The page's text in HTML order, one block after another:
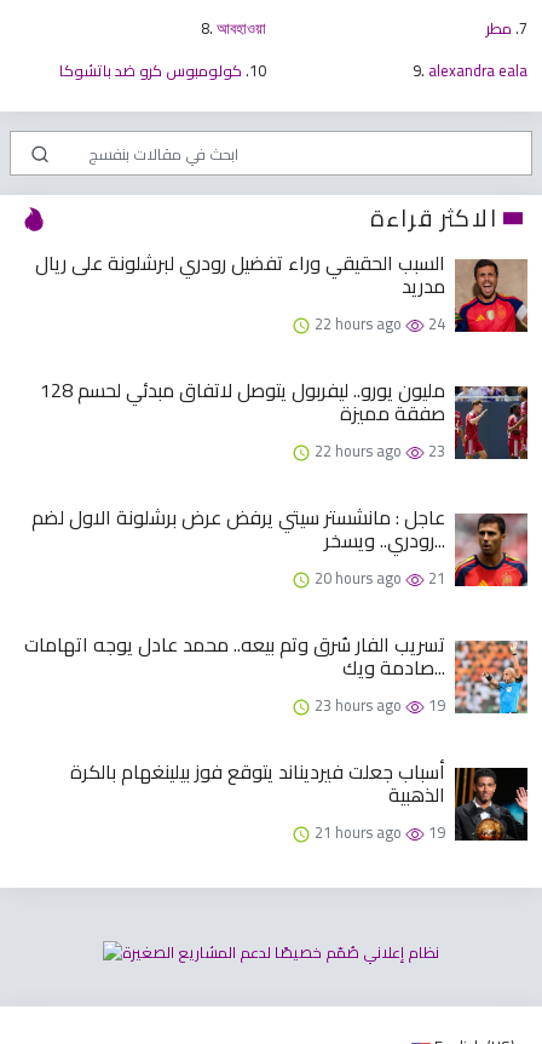
7. مطر 8.আবহাওয়া
9. alexandra eala
10. كولومبوس كرو ضد باتشوكا
الاكثر قراءة
السبب الحقيقي وراء تفضيل رودري لبرشلونة على ريال
مدريد
22 hours ago 24
128 مليون يورو.. ليفربول يتوصل لاتفاق مبدئي لحسم
صفقة مميزة
22 hours ago 23
عاجل : مانشستر سيتي يرفض عرض برشلونة الاول لضم
رودري.. ويسخر...
20 hours ago 21
تسريب الفار سُرق وتم بيعه.. محمد عادل يوجه اتهامات
صادمة ويك...
23 hours ago 19
أسباب جعلت فيرديناند يتوقع فوز بيلينغهام بالكرة
الذهبية
21 hours ago 19